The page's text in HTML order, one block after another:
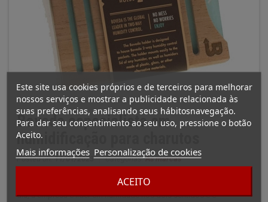
Este site usa cookies próprios e de terceiros para melhorar
nossos serviços e mostrar a publicidade relacionada às
suas preferências, analisando seus hábitosnavegação.
Para dar seu consentimento ao seu uso, pressione o botão
Aceito.
Mais informações Personalização de cookies
ACEITO
Boveda especialista em
humidificação para charutos
Posted on:11/01/2023 | Categorias:As marcas
A empresa americana Boveda foi criada por entusiastas. Hoje em
dia, a empresa é líder em humidade nos dois sentidos e é